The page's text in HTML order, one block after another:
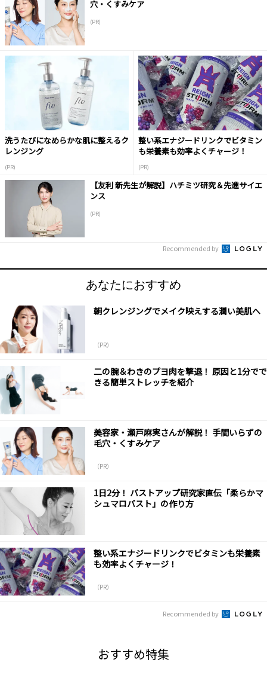
穴・くすみケア
(PR)
洗うたびになめらかな肌に整えるク
レンジング
(PR)
整い系エナジードリンクでビタミン
も栄養素も効率よくチャージ！
(PR)
【友利 新先生が解説】ハチミツ研究＆先進サイエ
ンス
(PR)
Recommended by
あなたにおすすめ
朝クレンジングでメイク映えする潤い美肌へ
（PR）
二の腕＆わきのプヨ肉を撃退！ 原因と1分でで
きる簡単ストレッチを紹介
美容家・瀬戸麻実さんが解説！ 手間いらずの
毛穴・くすみケア
（PR）
1日2分！ バストアップ研究家直伝「柔らかマ
シュマロバスト」の作り方
整い系エナジードリンクでビタミンも栄養素
も効率よくチャージ！
（PR）
Recommended by
おすすめ特集